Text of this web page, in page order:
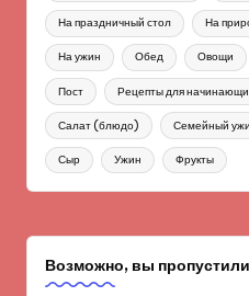
На праздничный стол На
На ужин Обед Овощи
Пост Рецепты для
Салат (блюдо) Семейный
Сыр Ужин Фрукты
Возможно, вы пропустили